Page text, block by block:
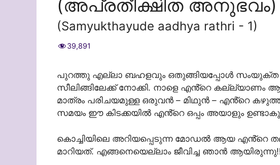
(അപ്രതീക്ഷിത അനുഭവം)
(Samyukthayude aadhya rathri - 1)
39,891
പുറത്തു എല്ലാ ബഹളവും ഒതുങ്ങിയപ്പോൾ സംയുക്ത
സീലിങ്ങിലേക്ക് നോക്കി. നാളെ എൻ്റെ കല്ല്യാണം
മാത്രം പരിചയമുള്ള ഒരുവൻ – മിഥുൻ – എൻ്റെ
സമയം ഈ കിടക്കയിൽ എൻ്റെ ഒപ്പം അയാളും
കൊച്ചിയിലെ അറിയപ്പെടുന്ന മോഡൽ ആയ എൻ്റെ
മാറിയത്. എങ്ങനെയെല്ലാം ജീവിച്ച ഞാൻ